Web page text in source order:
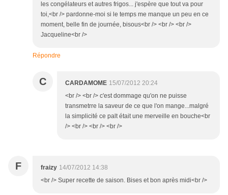
les congélateurs et autres frigos... j'espère que tout va pour
toi,<br /> pardonne-moi si le temps me manque un peu en ce
moment, belle fin de journée, bisous<br /> <br /> <br />
Jacqueline<br />
Répondre
C CARDAMOME 15/07/2012 20:24
<br /> <br /> c'est dommage qu'on ne puisse
transmetrre la saveur de ce que l'on mange...malgré
la simplicité ce palt était une merveille en bouche<br
/> <br /> <br /> <br />
F fraizy 14/07/2012 14:38
<br /> Super recette de saison. Bises et bon après midi<br />